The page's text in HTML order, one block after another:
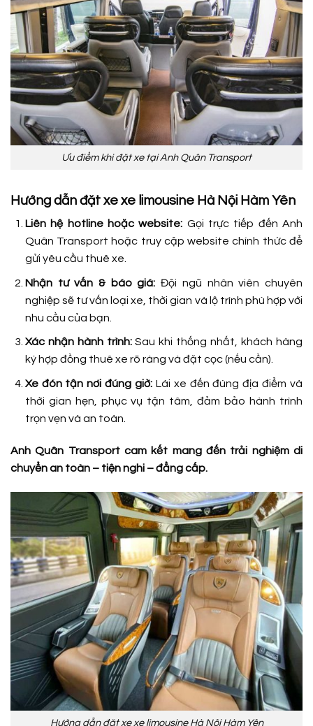
Ưu điểm khi đặt xe tại Anh Quân Transport
Hướng dẫn đặt xe xe limousine Hà Nội Hàm Yên
Liên hệ hotline hoặc website: Gọi trực tiếp đến Anh
Quân Transport hoặc truy cập website chính thức để
gửi yêu cầu thuê xe.
Nhận tư vấn & báo giá: Đội ngũ nhân viên chuyên
nghiệp sẽ tư vấn loại xe, thời gian và lộ trình phù hợp với
nhu cầu của bạn.
Xác nhận hành trình:Sau khi thống nhất, khách hàng
ký hợp đồng thuê xe rõ ràng và đặt cọc (nếu cần).
Xe đón tận nơi đúng giờ: Lái xe đến đúng địa điểm và
thời gian hẹn, phục vụ tận tâm, đảm bảo hành trình
trọn vẹn và an toàn.
Anh Quân Transport cam kết mang đến trải nghiệm di
chuyển an toàn – tiện nghi – đẳng cấp.
Hướng dẫn đặt xe xe limousine Hà Nội Hàm Yên